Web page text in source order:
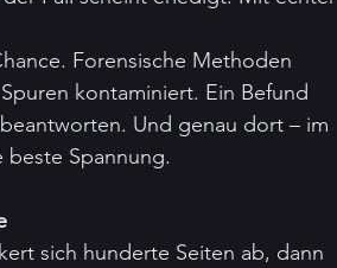
Forensische Methoden
kontaminiert. Ein Befund
Und genau dort – im
Spannung.
sich hunderte Seiten ab, dann